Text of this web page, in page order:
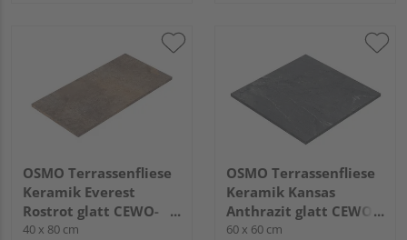
OSMO Terrassenfliese
Keramik Everest
Rostrot glatt CEWO-
DECK - 20 mm stark
40 x 80 cm
OSMO Terrassenfliese
Keramik Kansas
Anthrazit glatt CEWO-
DECK - 20 mm stark
60 x 60 cm